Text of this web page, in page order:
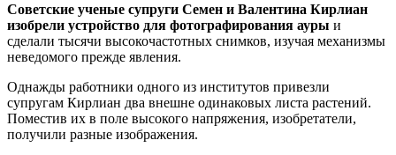
Советские ученые супруги Семен и Валентина Кирлиан
изобрели устройство для фотографирования ауры и
сделали тысячи высокочастотных снимков, изучая механизмы
неведомого прежде явления.
Однажды работники одного из институтов привезли
супругам Кирлиан два внешне одинаковых листа растений.
Поместив их в поле высокого напряжения, изобретатели,
получили разные изображения.